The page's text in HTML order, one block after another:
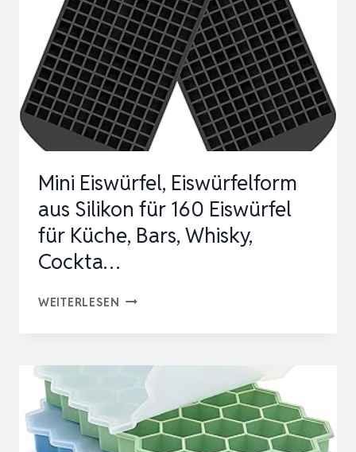
Mini Eiswürfel, Eiswürfelform
aus Silikon für 160 Eiswürfel
für Küche, Bars, Whisky,
Cockta…
WEITERLESEN MINI
SILIKON
FÜR
160